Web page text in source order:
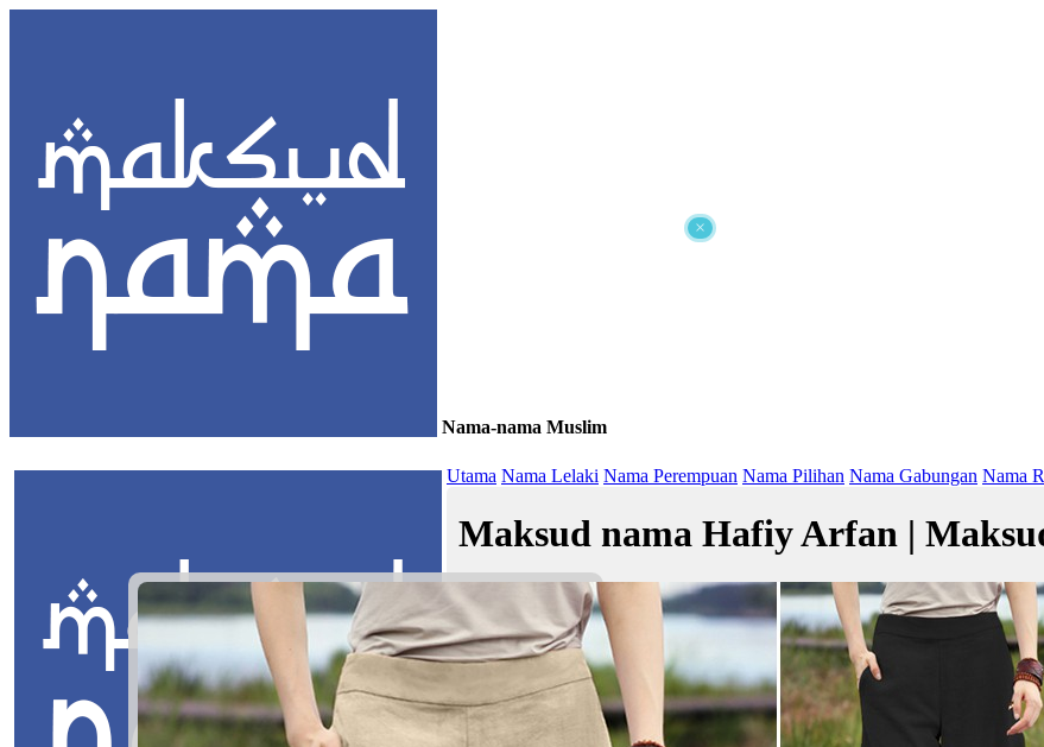
×
Nama-nama Muslim
Utama Nama Lelaki Nama Perempuan Nama Pilihan Nama Gabungan Nama
Maksud nama Hafiy Arfan |
Hafiy Arfan bermaksud Yang memuliakan; Mengetahui
هافي ارفن
Masukkan Nama: